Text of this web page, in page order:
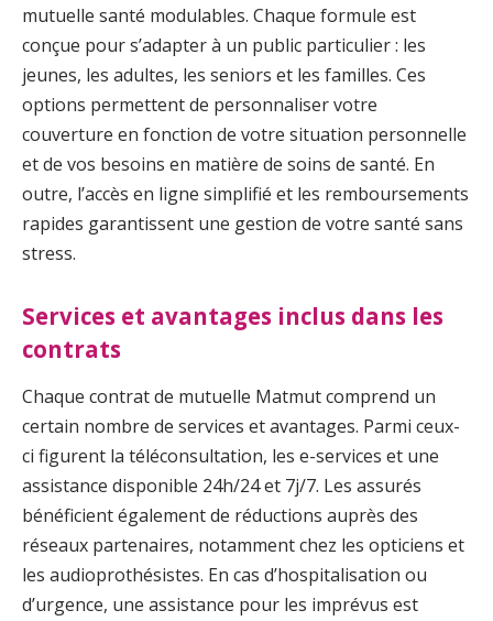
mutuelle santé modulables. Chaque formule est
conçue pour s’adapter à un public particulier : les
jeunes, les adultes, les seniors et les familles. Ces
options permettent de personnaliser votre
couverture en fonction de votre situation personnelle
et de vos besoins en matière de soins de santé. En
outre, l’accès en ligne simplifié et les remboursements
rapides garantissent une gestion de votre santé sans
stress.
Services et avantages inclus dans les
contrats
Chaque contrat de mutuelle Matmut comprend un
certain nombre de services et avantages. Parmi ceux-
ci figurent la téléconsultation, les e-services et une
assistance disponible 24h/24 et 7j/7. Les assurés
bénéficient également de réductions auprès des
réseaux partenaires, notamment chez les opticiens et
les audioprothésistes. En cas d’hospitalisation ou
d’urgence, une assistance pour les imprévus est